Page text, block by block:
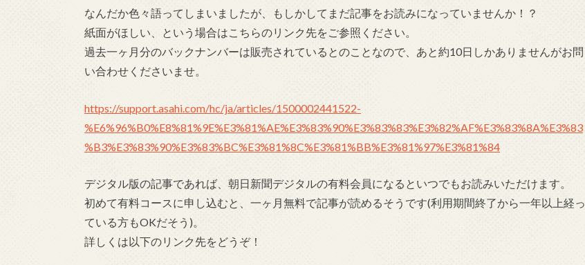
なんだか色々語ってしまいましたが、もしかしてまだ記事をお読みになっていませんか！？
紙面がほしい、という場合はこちらのリンク先をご参照ください。
過去一ヶ月分のバックナンバーは販売されているとのことなので、あと約10日しかありませんがお問
い合わせくださいませ。
https://support.asahi.com/hc/ja/articles/1500002441522-
%E6%96%B0%E8%81%9E%E3%81%AE%E3%83%90%E3%83%83%E3%82%AF%E3%83%8A%E3%83
%B3%E3%83%90%E3%83%BC%E3%81%8C%E3%81%BB%E3%81%97%E3%81%84
デジタル版の記事であれば、朝日新聞デジタルの有料会員になるといつでもお読みいただけます。
初めて有料コースに申し込むと、一ヶ月無料で記事が読めるそうです(利用期間終了から一年以上経っ
ている方もOKだそう)。
詳しくは以下のリンク先をどうぞ！